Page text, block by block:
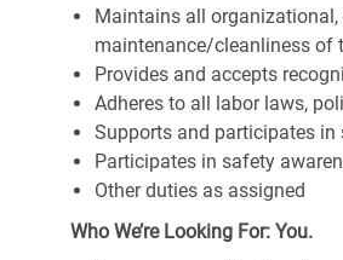
Maintains all
maintenance/cleanliness of
Provides and accepts
Adheres to all labor laws,
Supports and participates
Participates in safety
Other duties as assigned
Who We’re Looking For: You.